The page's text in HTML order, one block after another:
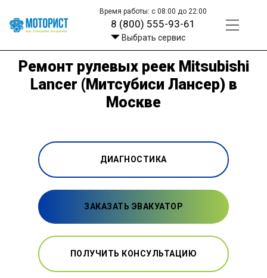
Время работы: с 08:00 до 22:00
8 (800) 555-93-61
Выбрать сервис
Ремонт рулевых реек Mitsubishi
Lancer (Митсубиси Лансер) в
Москве
ДИАГНОСТИКА
ЗАКАЗАТЬ ЭВАКУАТОР
ПОЛУЧИТЬ КОНСУЛЬТАЦИЮ